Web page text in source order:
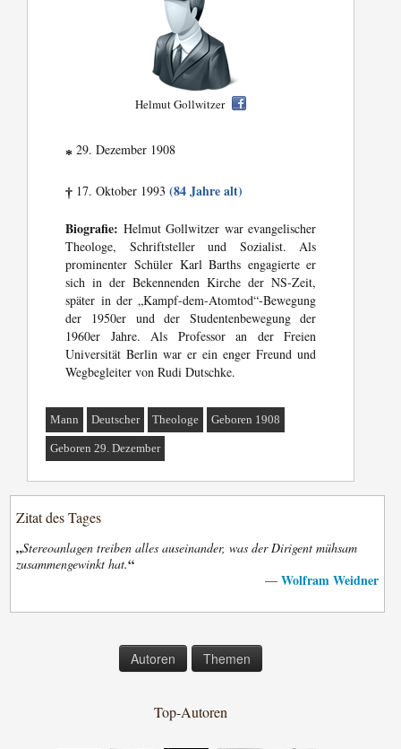
Helmut Gollwitzer
* 29. Dezember 1908
† 17. Oktober 1993(84 Jahre alt)
Biografie: Helmut Gollwitzer war evangelischer
Theologe, Schriftsteller und Sozialist. Als
prominenter Schüler Karl Barths engagierte er
sich in der Bekennenden Kirche der NS-Zeit,
später in der „Kampf-dem-Atomtod“-Bewegung
der 1950er und der Studentenbewegung der
1960er Jahre. Als Professor an der Freien
Universität Berlin war er ein enger Freund und
Wegbegleiter von Rudi Dutschke.
Mann Deutscher Theologe Geboren 1908
Geboren 29. Dezember
Zitat des Tages
„Stereoanlagen treiben alles auseinander, was der Dirigent mühsam
zusammengewinkt hat.“
— Wolfram Weidner
Autoren Themen
Top-Autoren